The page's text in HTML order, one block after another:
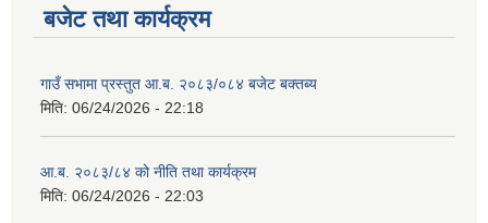
बजेट तथा कार्यक्रम
गाउँ सभामा प्रस्तुत आ.ब. २०८३/०८४ बजेट बक्तब्य
मिति: 06/24/2026 - 22:18
आ.ब. २०८३/८४ को नीति तथा कार्यक्रम
मिति: 06/24/2026 - 22:03